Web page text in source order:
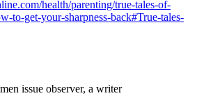
health/parenting/true-tales-of-
to-get-your-sharpness-back#True-tales-
issue observer, a writer